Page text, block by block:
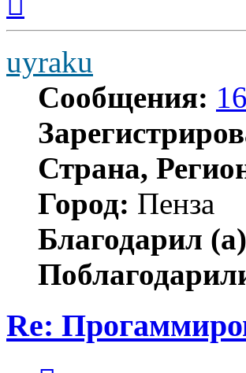
началу
uyraku
Сообщения: 16
Страна,
Город: Пенза
Благодарил
Re: